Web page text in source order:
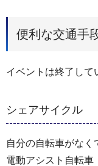
便利な交通手
イベントは終了して
シェアサイクル
自分の自転車がなく
電動アシスト自転車